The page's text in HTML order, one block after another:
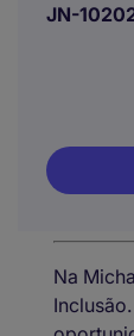
JN-
Na